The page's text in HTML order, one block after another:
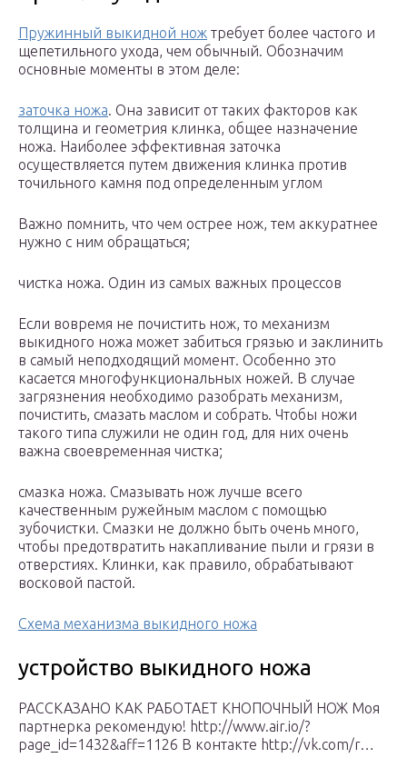
Пружинный выкидной нож требует более частого и
щепетильного ухода, чем обычный. Обозначим
основные моменты в этом деле:
заточка ножа. Она зависит от таких факторов как
толщина и геометрия клинка, общее назначение
ножа. Наиболее эффективная заточка
осуществляется путем движения клинка против
точильного камня под определенным углом
Важно помнить, что чем острее нож, тем аккуратнее
нужно с ним обращаться;
чистка ножа. Один из самых важных процессов
Если вовремя не почистить нож, то механизм
выкидного ножа может забиться грязью и заклинить
в самый неподходящий момент. Особенно это
касается многофункциональных ножей. В случае
загрязнения необходимо разобрать механизм,
почистить, смазать маслом и собрать. Чтобы ножи
такого типа служили не один год, для них очень
важна своевременная чистка;
смазка ножа. Смазывать нож лучше всего
качественным ружейным маслом с помощью
зубочистки. Смазки не должно быть очень много,
чтобы предотвратить накапливание пыли и грязи в
отверстиях. Клинки, как правило, обрабатывают
восковой пастой.
Схема механизма выкидного ножа
устройство выкидного ножа
РАССКАЗАНО КАК РАБОТАЕТ КНОПОЧНЫЙ НОЖ Моя
партнерка рекомендую! http://www.air.io/?
page_id=1432&aff=1126 В контакте http://vk.com/r…